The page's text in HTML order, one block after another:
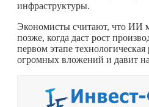
инфраструктуры.
Экономисты считают, что ИИ
позже, когда даст рост
первом этапе
огромных вложений и давит